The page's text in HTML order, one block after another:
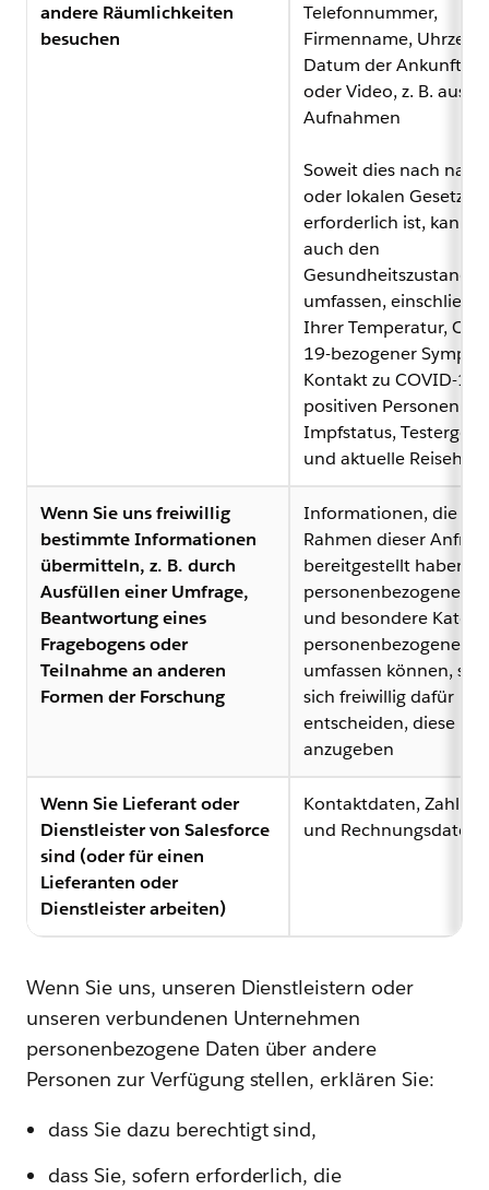
andere Räumlichkeiten
besuchen
Telefonnummer,
Firmenname, Uhrzeit
Datum der Ankunft,
oder Video, z. B. aus
Aufnahmen
Soweit dies nach
oder lokalen Gesetzen
erforderlich ist, kann
auch den
Gesundheitszustand
umfassen,
Ihrer Temperatur,
19-bezogener
Kontakt zu COVID-19-
positiven Personen,
Impfstatus,
und aktuelle
Wenn Sie uns freiwillig
bestimmte Informationen
übermitteln, z. B. durch
Ausfüllen einer Umfrage,
Beantwortung eines
Fragebogens oder
Teilnahme an anderen
Formen der Forschung
Informationen, die
Rahmen dieser
bereitgestellt haben
personenbezogene
und besondere
personenbezogener
umfassen können,
sich freiwillig dafür
entscheiden, diese
anzugeben
Wenn Sie Lieferant oder
Dienstleister von Salesforce
sind (oder für einen
Lieferanten oder
Dienstleister arbeiten)
Kontaktdaten,
und Rechnungsdaten
Wenn Sie uns, unseren Dienstleistern oder
unseren verbundenen Unternehmen
personenbezogene Daten über andere
Personen zur Verfügung stellen, erklären Sie:
dass Sie dazu berechtigt sind,
dass Sie, sofern erforderlich, die